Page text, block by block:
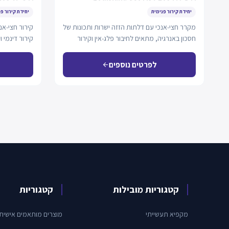
יחידת קירור פנימית
מקרר חצי-אנכי עם דלתות הזזה ישרות ותכונות של
חסכון באנרגיה, מתאים לחיבור פלג-אין וקירור
לפרטים נוספיםarrow_back
יחידת קירור
קירור חצי-
קירור
קטגוריות מובילות
מקפיא תעשייתי
קטגוריות
מוצרים מותאמים אישית